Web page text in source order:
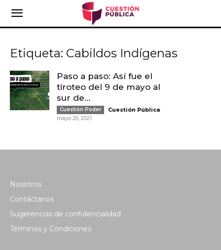
Etiqueta: Cabildos Indígenas
Paso a paso: Así fue el
tiroteo del 9 de mayo al
sur de...
Cuestión Poder Cuestión Pública -
mayo 26, 2021
Nosotros
Contáctanos
Sugerencias de confidencialidad
Términos y Condiciones